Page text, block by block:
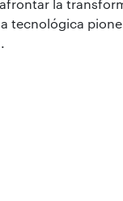
la
tecnológica